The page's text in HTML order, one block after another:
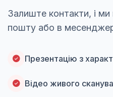
Залиште контакти, і
пошту або в
Презентацію з
Відео живого